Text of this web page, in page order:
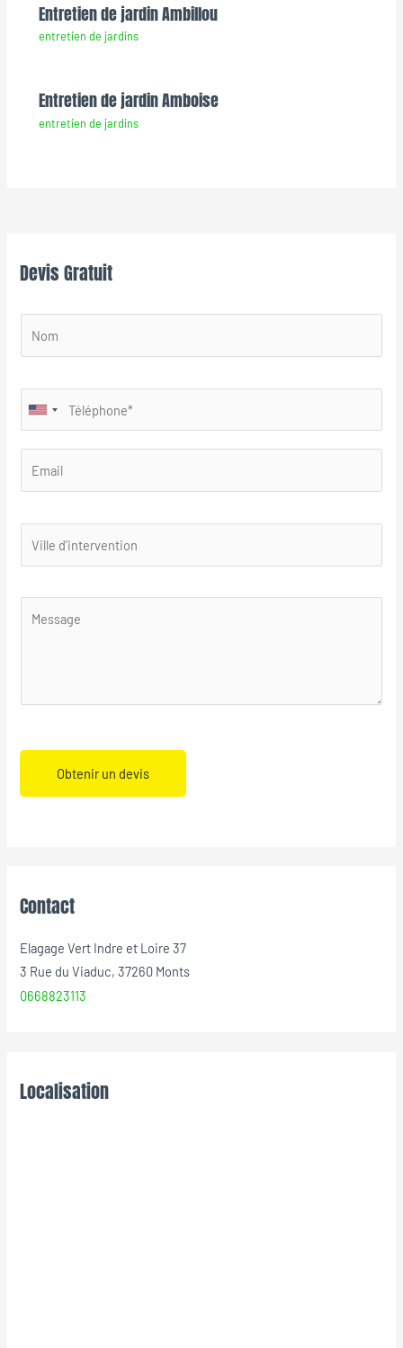
Entretien de jardin Ambillou
entretien de jardins
Entretien de jardin Amboise
entretien de jardins
Devis Gratuit
Obtenir un devis
Contact
Elagage Vert Indre et Loire 37
3 Rue du Viaduc, 37260 Monts
0668823113
Localisation